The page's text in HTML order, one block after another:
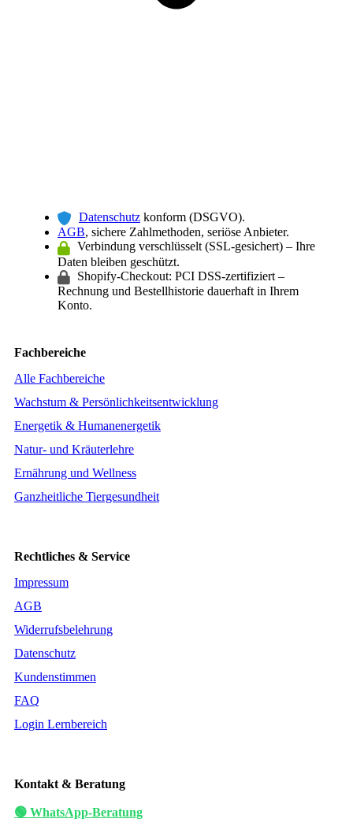
Datenschutz konform (DSGVO).
AGB, sichere Zahlmethoden, seriöse Anbieter.
Verbindung verschlüsselt (SSL-gesichert) – Ihre
Daten bleiben geschützt.
Shopify-Checkout: PCI DSS-zertifiziert –
Rechnung und Bestellhistorie dauerhaft in Ihrem
Konto.
Fachbereiche
Alle Fachbereiche
Wachstum & Persönlichkeitsentwicklung
Energetik & Humanenergetik
Natur- und Kräuterlehre
Ernährung und Wellness
Ganzheitliche Tiergesundheit
Rechtliches & Service
Impressum
AGB
Widerrufsbelehrung
Datenschutz
Kundenstimmen
FAQ
Login Lernbereich
Kontakt & Beratung
🟢 WhatsApp-Beratung